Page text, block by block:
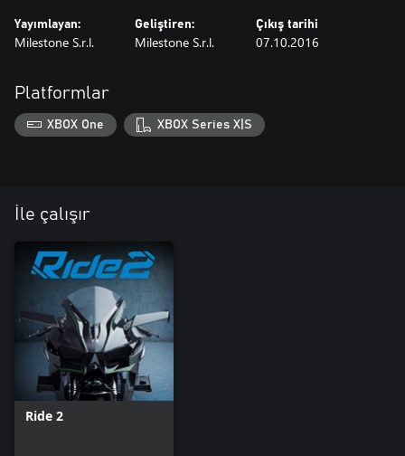
Yayımlayan:
Milestone S.r.l.
Geliştiren:
Milestone S.r.l.
Çıkış tarihi
07.10.2016
Platformlar
XBOX One XBOX Series X|S
İle çalışır
Ride 2